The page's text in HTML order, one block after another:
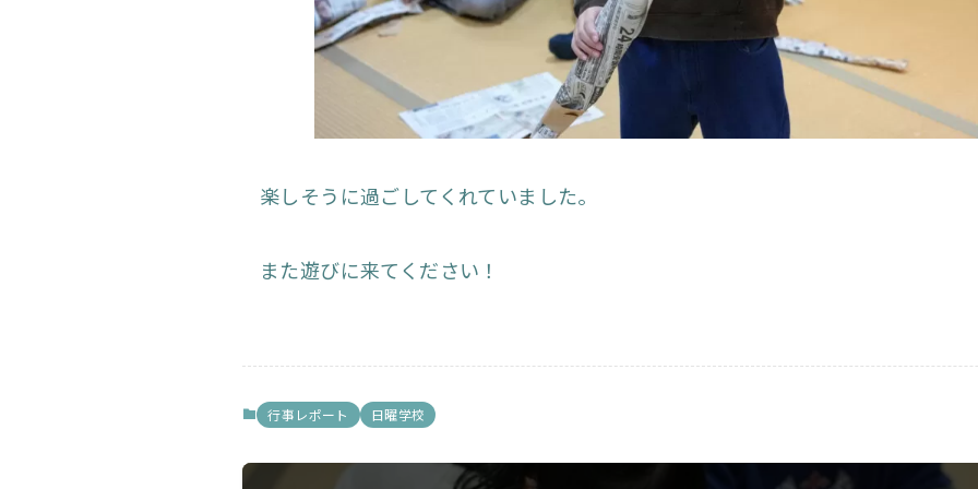
楽しそうに過ごしてくれていました。
また遊びに来てください！
行事レポート 日曜学校